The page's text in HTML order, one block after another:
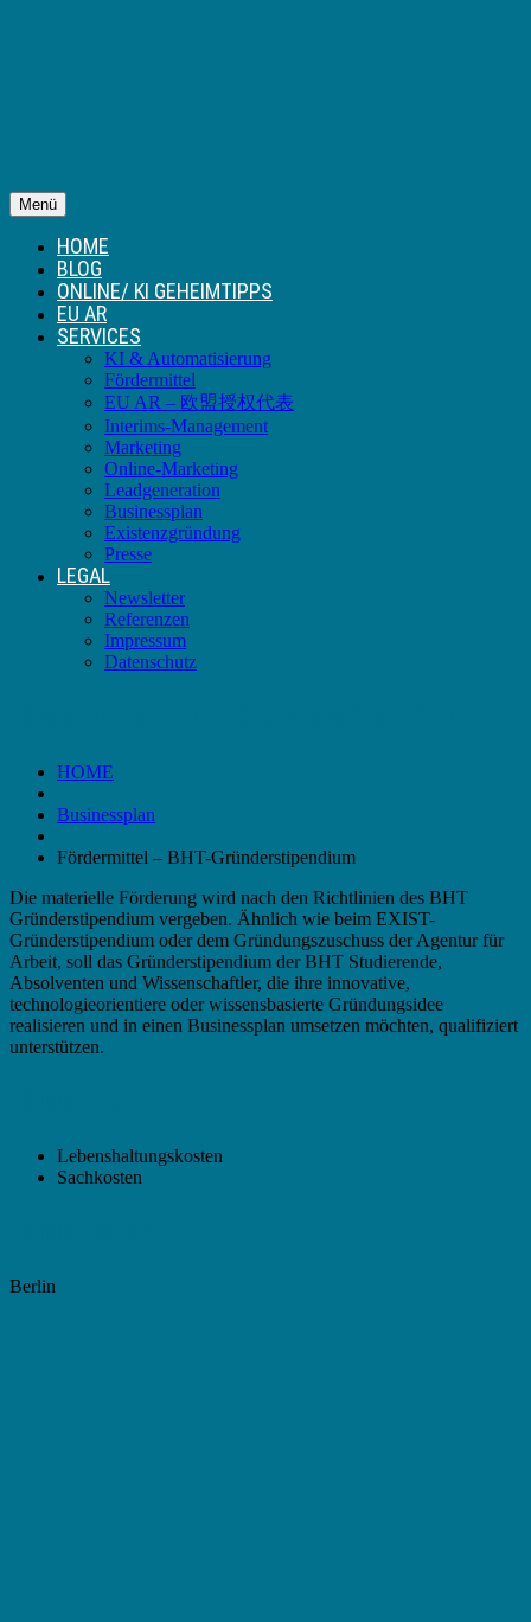
Menü
HOME
BLOG
ONLINE/ KI GEHEIMTIPPS
EU AR
SERVICES
KI & Automatisierung
Fördermittel
EU AR – 欧盟授权代表
Interims-Management
Marketing
Online-Marketing
Leadgeneration
Businessplan
Existenzgründung
Presse
LEGAL
Newsletter
Referenzen
Impressum
Datenschutz
HOME
Businessplan
Fördermittel – BHT-Gründerstipendium
Die materielle Förderung wird nach den Richtlinien des BHT
Gründerstipendium vergeben. Ähnlich wie beim EXIST-
Gründerstipendium oder dem Gründungszuschuss der Agentur für
Arbeit, soll das Gründerstipendium der BHT Studierende,
Absolventen und Wissenschaftler, die ihre innovative,
technologieorientiere oder wissensbasierte Gründungsidee
realisieren und in einen Businessplan umsetzen möchten, qualifiziert
unterstützen.
Lebenshaltungskosten
Sachkosten
Berlin